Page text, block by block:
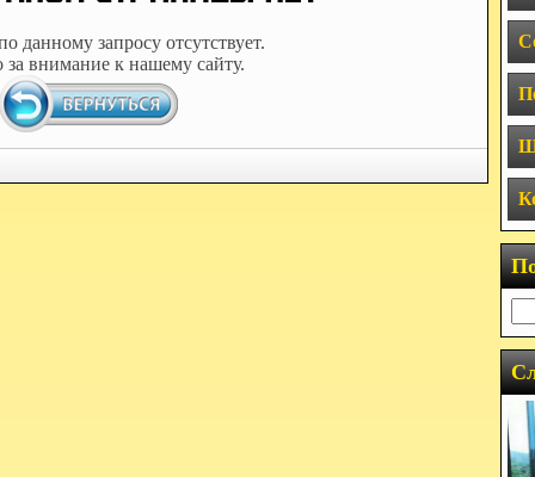
данному запросу отсутствует.
за внимание к нашему сайту.